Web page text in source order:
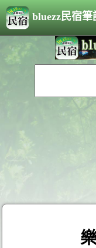
bluezz民宿筆